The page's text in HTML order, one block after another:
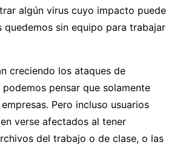
algún virus cuyo impacto puede
quedemos sin equipo para trabajar
creciendo los ataques de
pensar que solamente
Pero incluso usuarios
verse afectados al tener
del trabajo o de clase, o las